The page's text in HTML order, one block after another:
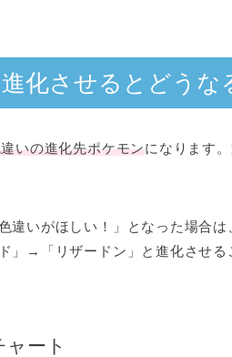
化させるとどうな
いの進化先ポケモンになります。
違いがほしい！」となった場合は
」→「リザードン」と進化させる
ート